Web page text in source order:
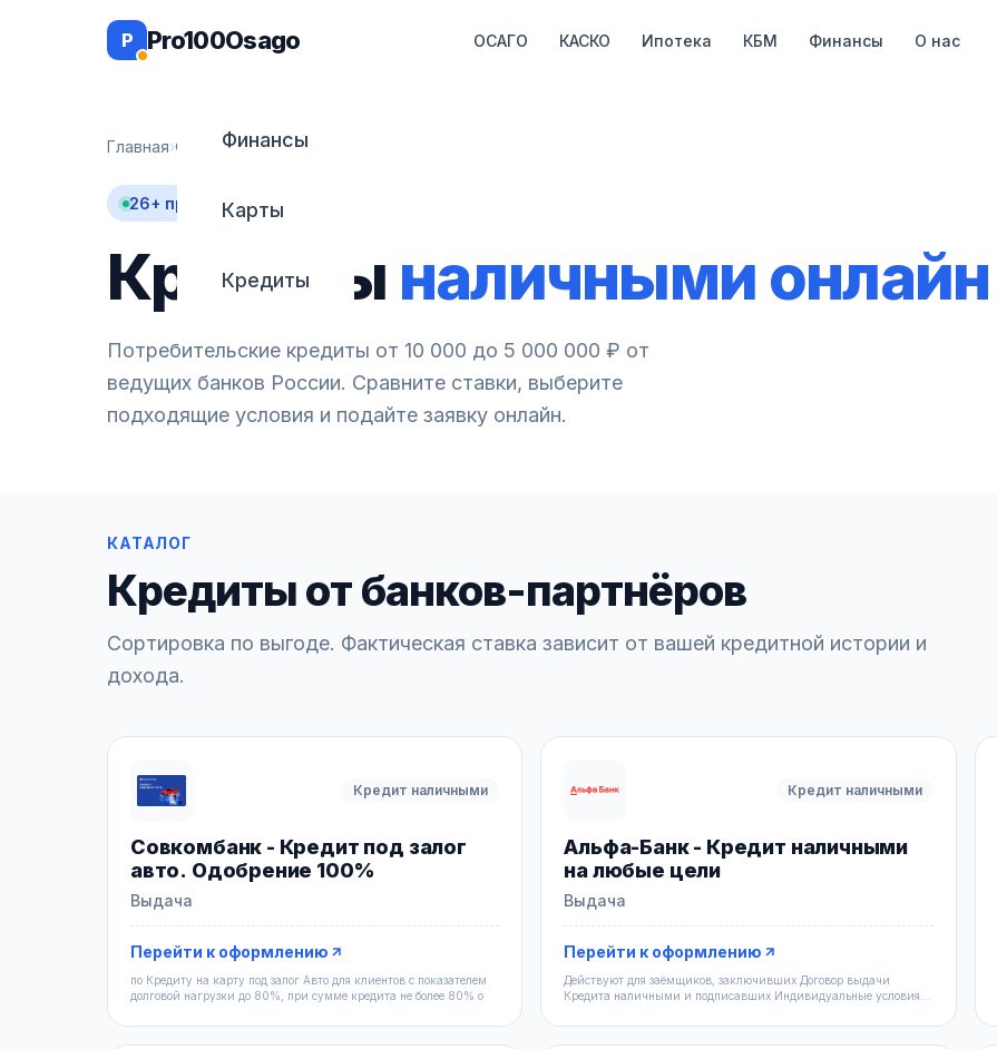
P Pro100Osago ОСАГО КАСКО Ипотека КБМ Финансы О нас
Финансы
Карты
Кредиты
Главная›Финансы›Кредиты
26+ предложений
Кредиты наличными онлайн
Потребительские кредиты от 10 000 до 5 000 000 ₽ от
ведущих банков России. Сравните ставки, выберите
подходящие условия и подайте заявку онлайн.
КАТАЛОГ
Кредиты от банков-партнёров
Сортировка по выгоде. Фактическая ставка зависит от вашей кредитной истории и
дохода.
Кредит наличными
Совкомбанк - Кредит под залог
авто. Одобрение 100%
Выдача
Перейти к оформлению
по Кредиту на карту под залог Авто для клиентов с показателем
долговой нагрузки до 80%, при сумме кредита не более 80% о
Кредит наличными
Альфа-Банк - Кредит наличными
на любые цели
Выдача
Перейти к оформлению
Действуют для заёмщиков, заключивших Договор выдачи
Кредита наличными и подписавших Индивидуальные условия